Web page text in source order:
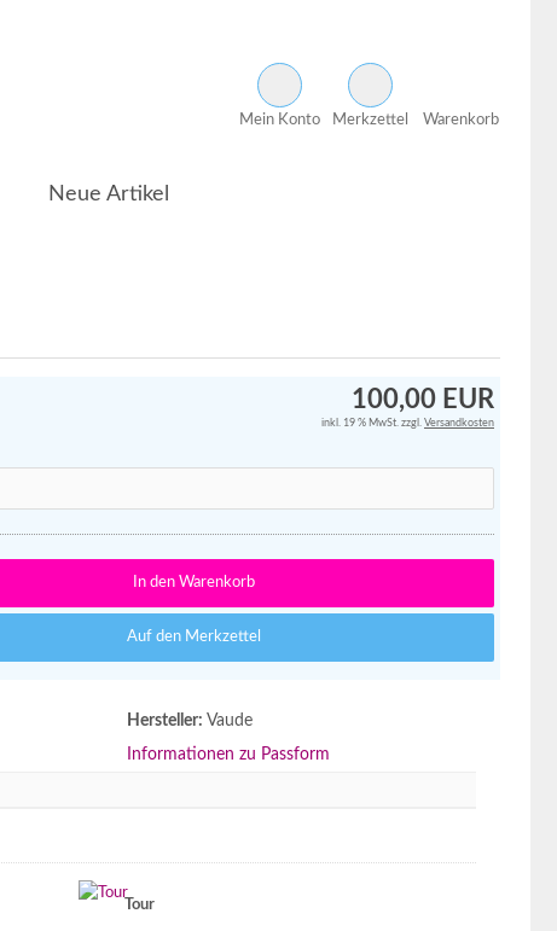
Warenkorb
Merkzettel
Mein Konto
Neue Artikel
100,00 EUR
inkl. 19 % MwSt. zzgl. Versandkosten
In den Warenkorb
Auf den Merkzettel
Hersteller: Vaude
Informationen zu Passform
Tour